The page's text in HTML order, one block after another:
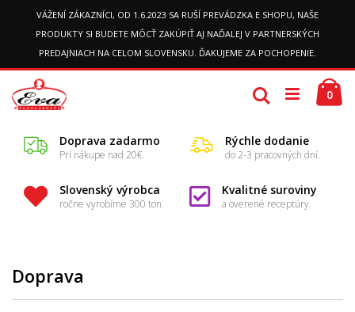
VÁŽENÍ ZÁKAZNÍCI, OD 1.6.2023 SA RUŠÍ PREVÁDZKA E SHOPU, NAŠE
PRODUKTY SI BUDETE MÔCŤ ZAKÚPIŤ AJ NAĎALEJ V PARTNERSKÝCH
PREDAJNIACH NA CELOM SLOVENSKU. ĎAKUJEME ZA POCHOPENIE.
Preskočiť
k
obsahu
0
Hľadať
Doprava zadarmo
Pri nákupe nad 20€.
Rýchle dodanie
do 2-3 pracovných dní.
Slovenský výrobca
ročne vyrobíme 300 ton.
Kvalitné suroviny
a overené receptúry.
Doprava